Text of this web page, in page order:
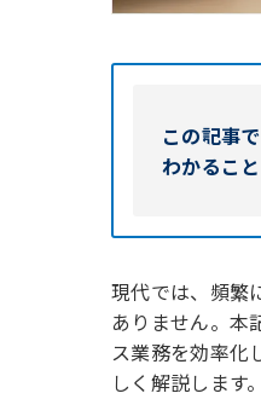
この記事で
わかること
現代では、頻繁
ありません。本
ス業務を効率化
しく解説します。